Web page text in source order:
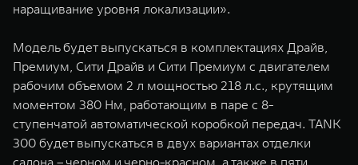
наращивание уровня локализации».
Модель будет выпускаться в комплектациях Драйв,
Премиум, Сити Драйв и Сити Премиум с двигателем
рабочим объемом 2 л мощностью 218 л.с., крутящим
моментом 380 Нм, работающим в паре с 8-
ступенчатой автоматической коробкой передач. TANK
300 будет выпускаться в двух вариантах отделки
салона – черном и черно-красном, а также в пяти